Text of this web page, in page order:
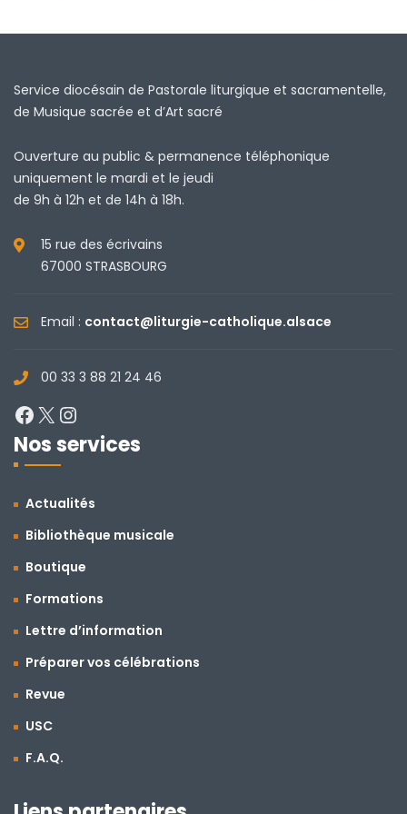
Service diocésain de Pastorale liturgique et sacramentelle,
de Musique sacrée et d’Art sacré
Ouverture au public & permanence téléphonique
uniquement le mardi et le jeudi
de 9h à 12h et de 14h à 18h.
15 rue des écrivains
67000 STRASBOURG
Email : contact@liturgie-catholique.alsace
00 33 3 88 21 24 46
Facebook
X
Nos services
Actualités
Bibliothèque musicale
Boutique
Formations
Lettre d’information
Préparer vos célébrations
Revue
USC
F.A.Q.